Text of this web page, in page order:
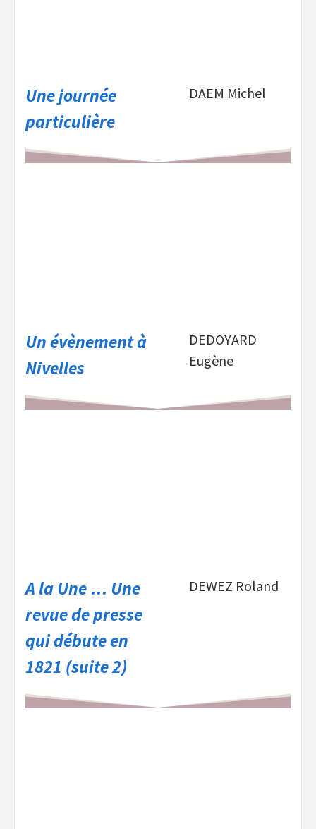
Une journée
particulière
DAEM Michel
Un évènement à
Nivelles
DEDOYARD
Eugène
A la Une … Une
revue de presse
qui débute en
1821 (suite 2)
DEWEZ Roland